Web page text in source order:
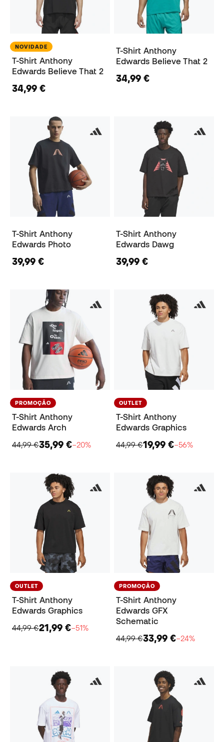
NOVIDADE
T-Shirt Anthony
Edwards Believe That 2
34,99 €
T-Shirt Anthony
Edwards Believe That 2
34,99 €
T-Shirt Anthony
Edwards Photo
39,99 €
T-Shirt Anthony
Edwards Dawg
39,99 €
PROMOÇÃO
T-Shirt Anthony
Edwards Arch
44,99 €35,99 €−20%
OUTLET
T-Shirt Anthony
Edwards Graphics
44,99 €19,99 €−56%
OUTLET
T-Shirt Anthony
Edwards Graphics
44,99 €21,99 €−51%
PROMOÇÃO
T-Shirt Anthony
Edwards GFX
Schematic
44,99 €33,99 €−24%